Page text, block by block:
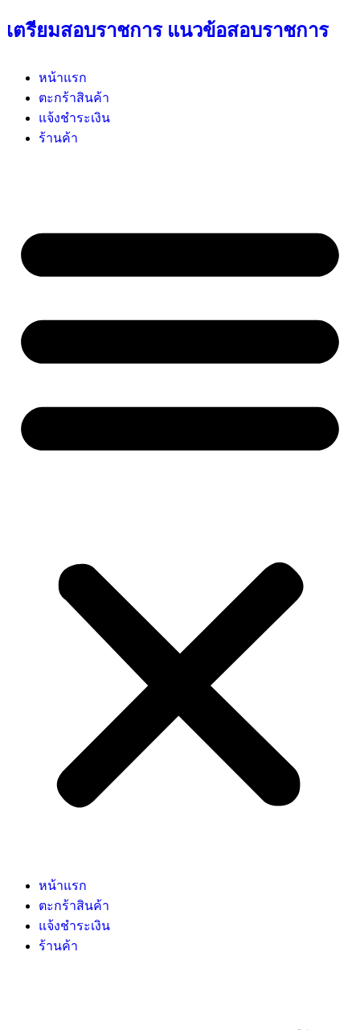
เตรียมสอบราชการ แนวข้อสอบราชการ
หน้าแรก
ตะกร้าสินค้า
แจ้งชำระเงิน
ร้านค้า
หน้าแรก
ตะกร้าสินค้า
แจ้งชำระเงิน
ร้านค้า